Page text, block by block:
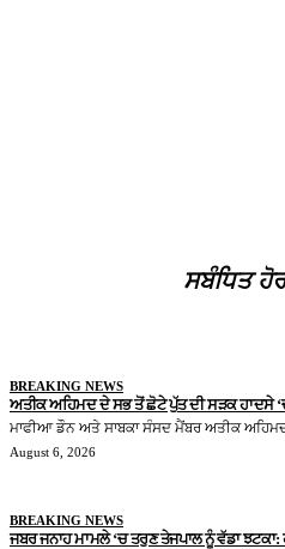
ਸਬੰਧਿਤ
BREAKING NEWS
ਅਤੀਕ ਅਹਿਮਦ ਦੇ ਸਭ ਤੋਂ ਛੋਟੇ ਪੁੱਤ ਦੀ ਸੜਕ ਹਾਦਸੇ
ਮਾਫੀਆ ਡੌਨ ਅਤੇ ਸਾਬਕਾ ਸੰਸਦ ਮੈਂਬਰ ਅਤੀਕ
August 6, 2026
BREAKING NEWS
ਜਬਰ ਜਨਾਹ ਮਾਮਲੇ ‘ਚ ਤਰੁਣ ਤੇਜਪਾਲ ਨੂੰ ਵੱਡਾ